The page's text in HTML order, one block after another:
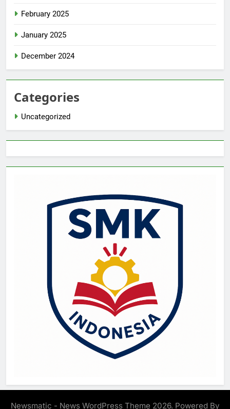
February 2025
January 2025
December 2024
Categories
Uncategorized
Newsmatic - News WordPress Theme 2026. Powered By